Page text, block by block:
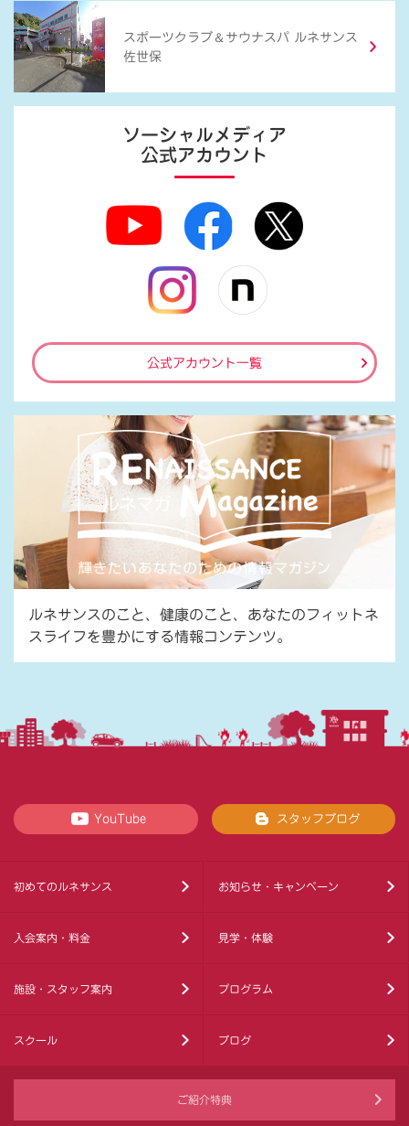
スポーツクラブ ＆ サウナスパ ルネサンス
佐世保
ソーシャルメディア
公式アカウント
公式アカウント一覧
ルネサンスのこと、健康のこと、あなたのフィットネ
スライフを豊かにする情報コンテンツ。
YouTube スタッフブログ
初めてのルネサンス お知らせ・キャンペーン
入会案内・料金 見学・体験
施設・スタッフ案内 プログラム
スクール ブログ
ご紹介特典